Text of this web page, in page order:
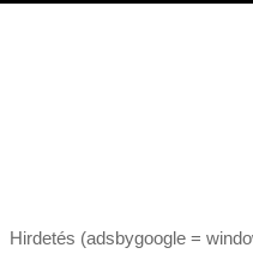
Hirdetés (adsbygoogle =